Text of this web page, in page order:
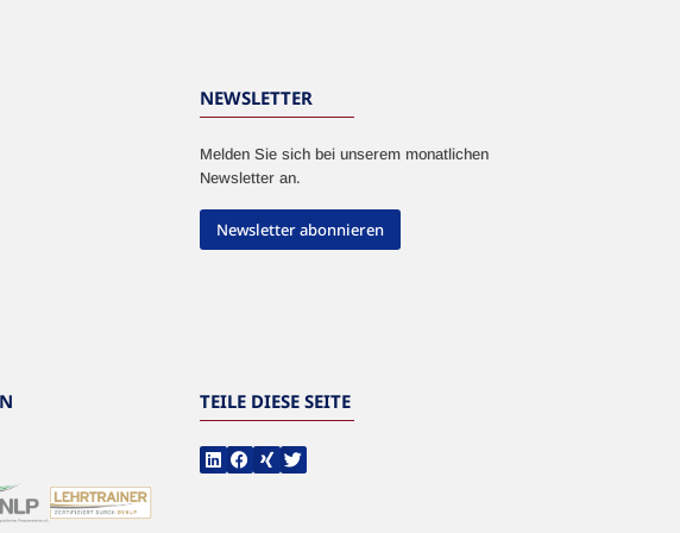
NEWSLETTER
Melden Sie sich bei unserem monatlichen
Newsletter an.
Newsletter abonnieren
TEILE DIESE SEITE